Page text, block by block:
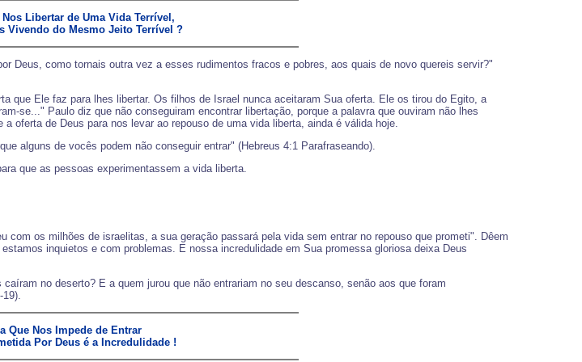
Libertar de Uma Vida Terrível,
Vivendo do Mesmo Jeito Terrível ?
Deus, como tornais outra vez a esses rudimentos fracos e pobres, aos quais de novo quereis servir?"
que Ele faz para lhes libertar. Os filhos de Israel nunca aceitaram Sua oferta. Ele os tirou do Egito, a
se..." Paulo diz que não conseguiram encontrar libertação, porque a palavra que ouviram não lhes
oferta de Deus para nos levar ao repouso de uma vida liberta, ainda é válida hoje.
alguns de vocês podem não conseguir entrar" (Hebreus 4:1 Parafraseando).
que as pessoas experimentassem a vida liberta.
os milhões de israelitas, a sua geração passará pela vida sem entrar no repouso que prometi". Dêem
inquietos e com problemas. E nossa incredulidade em Sua promessa gloriosa deixa Deus
no deserto? E a quem jurou que não entrariam no seu descanso, senão aos que foram
19).
Que Nos Impede de Entrar
Por Deus é a Incredulidade !